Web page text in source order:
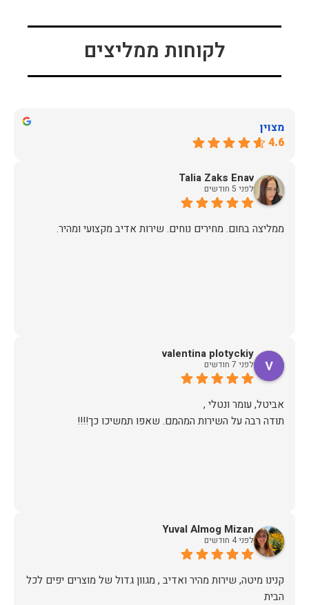
לקוחות ממליצים
מצוין
4.6
Talia Zaks Enav
לפני 5 חודשים
ממליצה בחום. מחירים נוחים. שירות אדיב מקצועי ומהיר.
valentina plotyckiy
לפני 7 חודשים
תודה רבה על השירות המהמם. שאפו תמשיכו כך!!!!
Yuval Almog Mizan
לפני 4 חודשים
קנינו מיטה, שירות מהיר ואדיב , מגוון גדול של מוצרים יפים לכל
הבית